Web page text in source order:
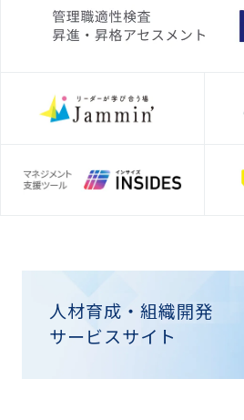
人材育成・組織開発
サービスサイト